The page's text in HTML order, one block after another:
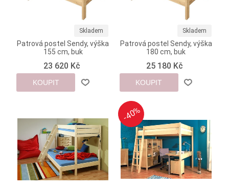
Skladem
Patrová postel Sendy, výška
155 cm, buk
23 620 Kč
KOUPIT
Skladem
Patrová postel Sendy, výška
180 cm, buk
25 180 Kč
KOUPIT
-40%
-40%